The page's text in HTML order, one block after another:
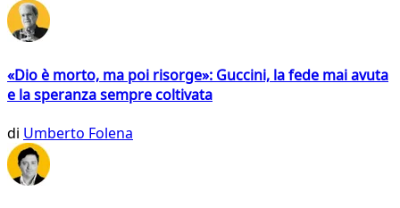
«Dio è morto, ma poi risorge»: Guccini, la fede mai avuta
e la speranza sempre coltivata
di Umberto Folena